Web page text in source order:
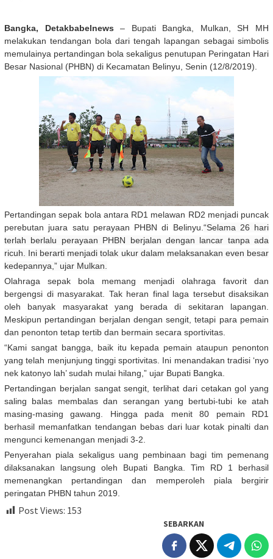
Bangka, Detakbabelnews– Bupati Bangka, Mulkan, SH MH
melakukan tendangan bola dari tengah lapangan sebagai simbolis
memulainya pertandingan bola sekaligus penutupan Peringatan Hari
Besar Nasional (PHBN) di Kecamatan Belinyu, Senin (12/8/2019).
Pertandingan sepak bola antara RD1 melawan RD2 menjadi puncak
perebutan juara satu perayaan PHBN di Belinyu. “Selama 26 hari
terlah berlalu perayaan PHBN berjalan dengan lancar tanpa ada
ricuh. Ini berarti menjadi tolak ukur dalam melaksanakan even besar
kedepannya,” ujar Mulkan.
Olahraga sepak bola memang menjadi olahraga favorit dan
bergengsi di masyarakat. Tak heran final laga tersebut disaksikan
oleh banyak masyarakat yang berada di sekitaran lapangan.
Meskipun pertandingan berjalan dengan sengit, tetapi para pemain
dan penonton tetap tertib dan bermain secara sportivitas.
“Kami sangat bangga, baik itu kepada pemain ataupun penonton
yang telah menjunjung tinggi sportivitas. Ini menandakan tradisi ‘nyo
nek katonyo lah’ sudah mulai hilang,” ujar Bupati Bangka.
Pertandingan berjalan sangat sengit, terlihat dari cetakan gol yang
saling balas membalas dan serangan yang bertubi-tubi ke atah
masing-masing gawang. Hingga pada menit 80 pemain RD1
berhasil memanfatkan tendangan bebas dari luar kotak pinalti dan
mengunci kemenangan menjadi 3-2.
Penyerahan piala sekaligus uang pembinaan bagi tim pemenang
dilaksanakan langsung oleh Bupati Bangka. Tim RD 1 berhasil
memenangkan pertandingan dan memperoleh piala bergirir
peringatan PHBN tahun 2019.
Post Views: 153
SEBARKAN